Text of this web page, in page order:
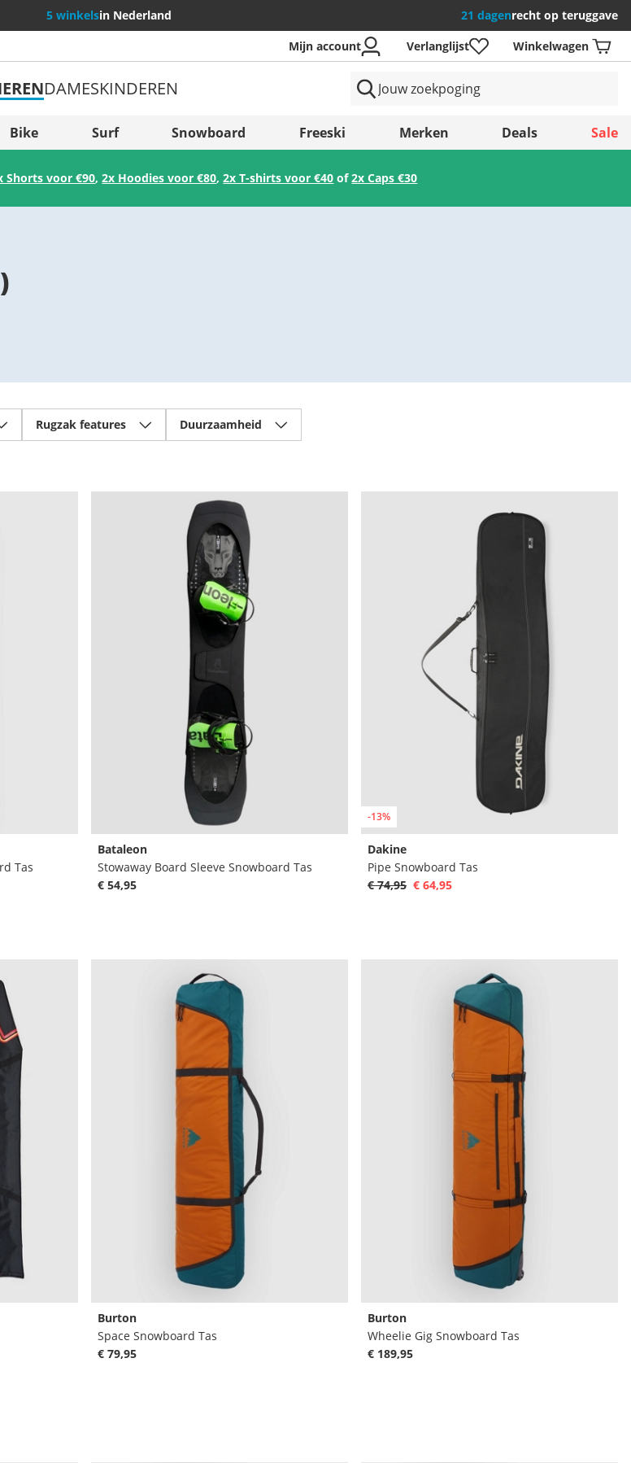
5 winkelsin Nederland 21 dagenrecht op teruggave
Opslaan
Mijn account Verlanglijst Winkelwagen
DAMESKINDEREN
Bike Surf Snowboard Freeski Merken Deals Sale
Shorts voor €90,2x Hoodies voor €80,2x T-shirts voor €40 of2x Caps €30
)
Rugzak features Duurzaamheid
Tas
Bataleon
Stowaway Board Sleeve Snowboard Tas
€ 54,95
-13%
Dakine
Pipe Snowboard Tas
€ 74,95 € 64,95
Burton
Space Snowboard Tas
€ 79,95
Burton
Wheelie Gig Snowboard Tas
€ 189,95